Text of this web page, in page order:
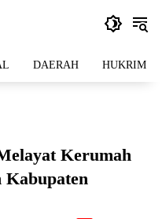
DAERAH HUKRIM
Kerumah
Kabupaten